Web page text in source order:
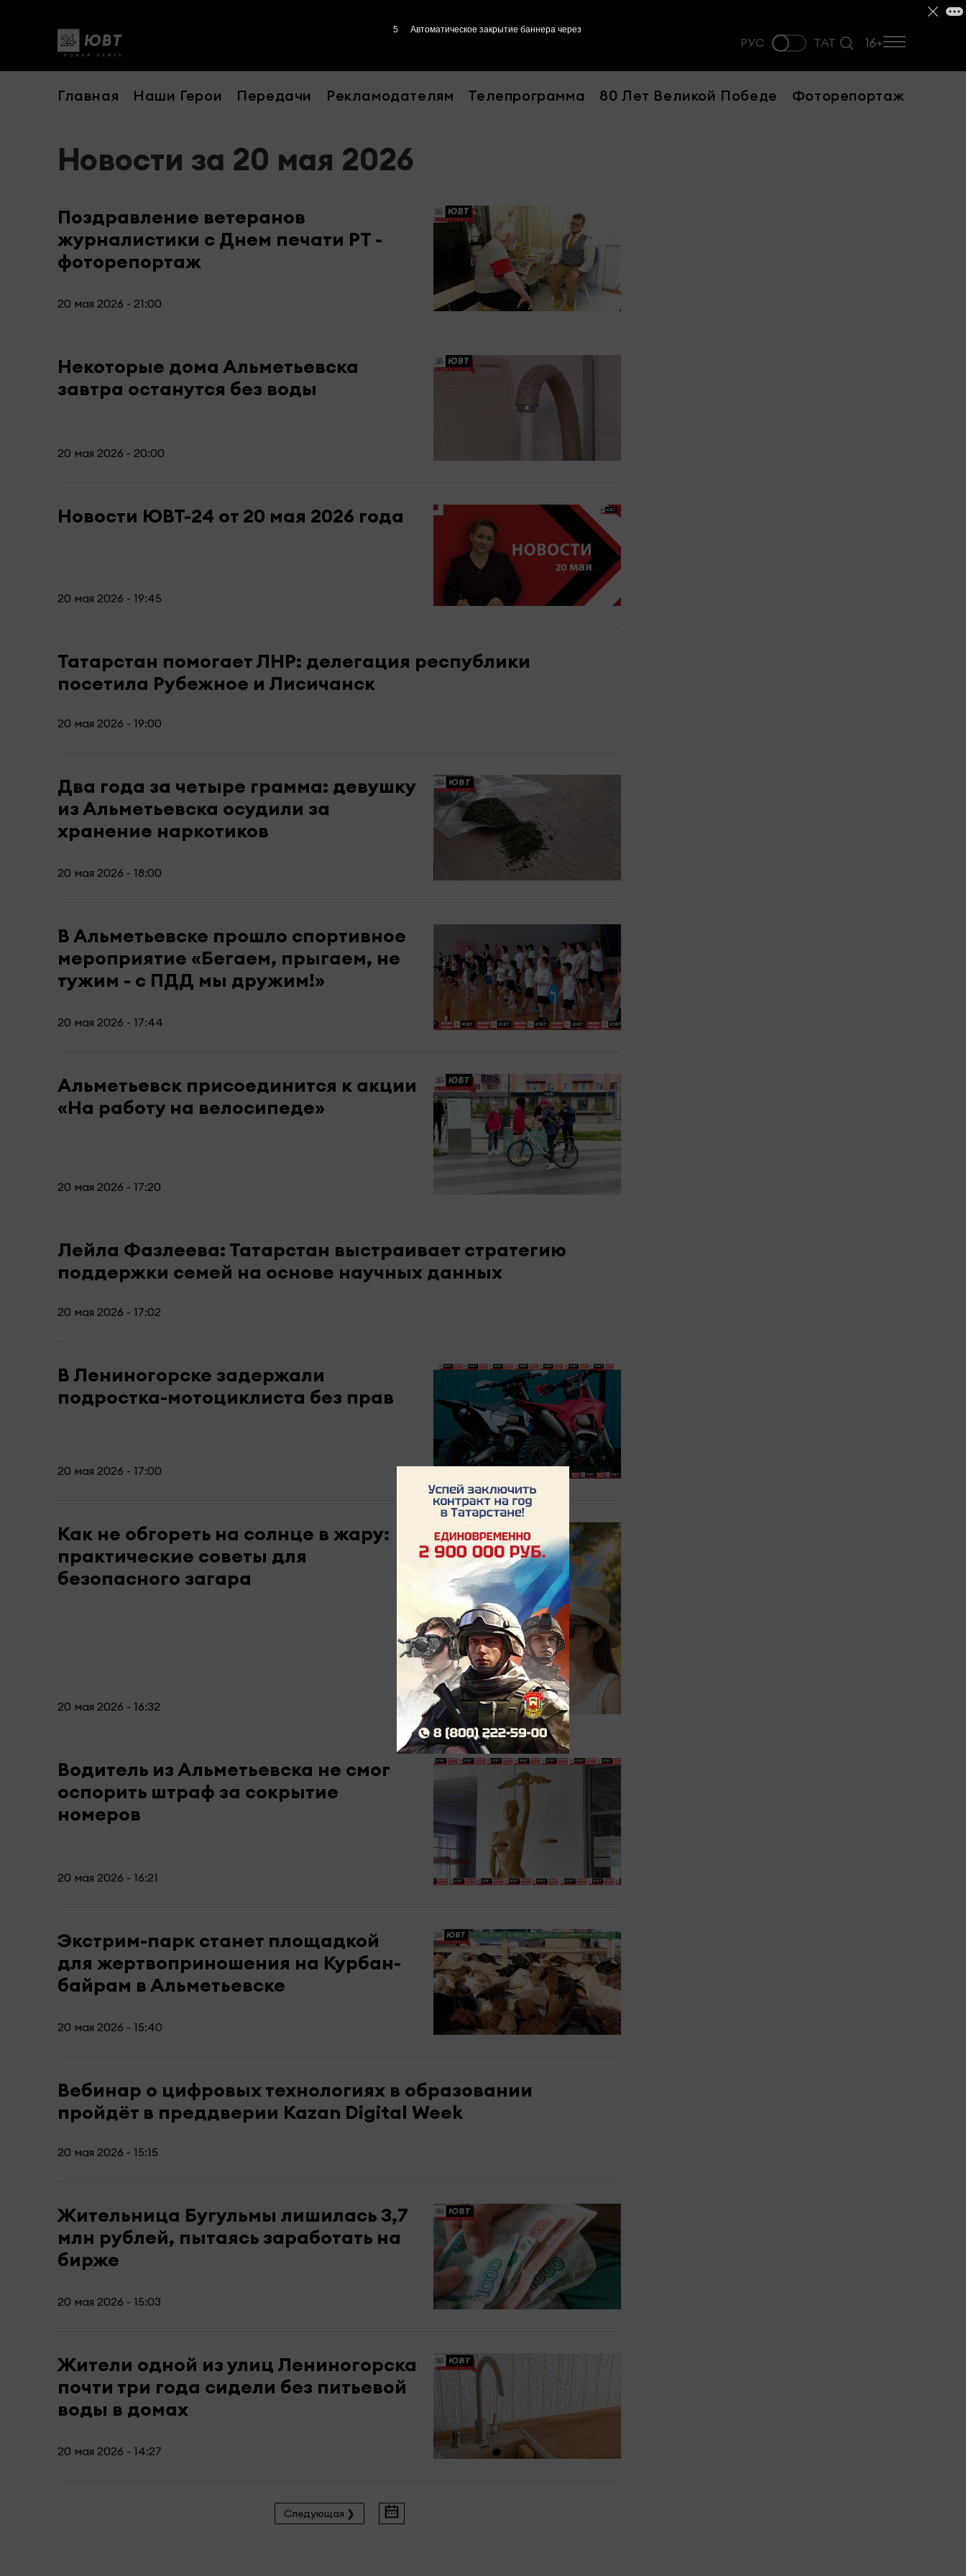
РУС ТАТ 16+
Главная Наши Герои Передачи Рекламодателям Телепрограмма 80 Лет Великой Победе Фоторепортаж
Новости за 20 мая 2026
Поздравление ветеранов
журналистики с Днем печати РТ -
фоторепортаж
20 мая 2026 - 21:00
Некоторые дома Альметьевска
завтра останутся без воды
20 мая 2026 - 20:00
Новости ЮВТ-24 от 20 мая 2026 года
20 мая 2026 - 19:45
Татарстан помогает ЛНР: делегация республики
посетила Рубежное и Лисичанск
20 мая 2026 - 19:00
Два года за четыре грамма: девушку
из Альметьевска осудили за
хранение наркотиков
20 мая 2026 - 18:00
В Альметьевске прошло спортивное
мероприятие «Бегаем, прыгаем, не
тужим - с ПДД мы дружим!»
20 мая 2026 - 17:44
Альметьевск присоединится к акции
«На работу на велосипеде»
20 мая 2026 - 17:20
Лейла Фазлеева: Татарстан выстраивает стратегию
поддержки семей на основе научных данных
20 мая 2026 - 17:02
В Лениногорске задержали
подростка-мотоциклиста без прав
20 мая 2026 - 17:00
Как не обгореть на солнце в жару:
практические советы для
безопасного загара
20 мая 2026 - 16:32
Водитель из Альметьевска не смог
оспорить штраф за сокрытие
номеров
20 мая 2026 - 16:21
Экстрим-парк станет площадкой
для жертвоприношения на Курбан-
байрам в Альметьевске
20 мая 2026 - 15:40
Вебинар о цифровых технологиях в образовании
пройдёт в преддверии Kazan Digital Week
20 мая 2026 - 15:15
Жительница Бугульмы лишилась 3,7
млн рублей, пытаясь заработать на
бирже
20 мая 2026 - 15:03
Жители одной из улиц Лениногорска
почти три года сидели без питьевой
воды в домах
20 мая 2026 - 14:27
Следующая ❯
4 Автоматическое закрытие баннера через